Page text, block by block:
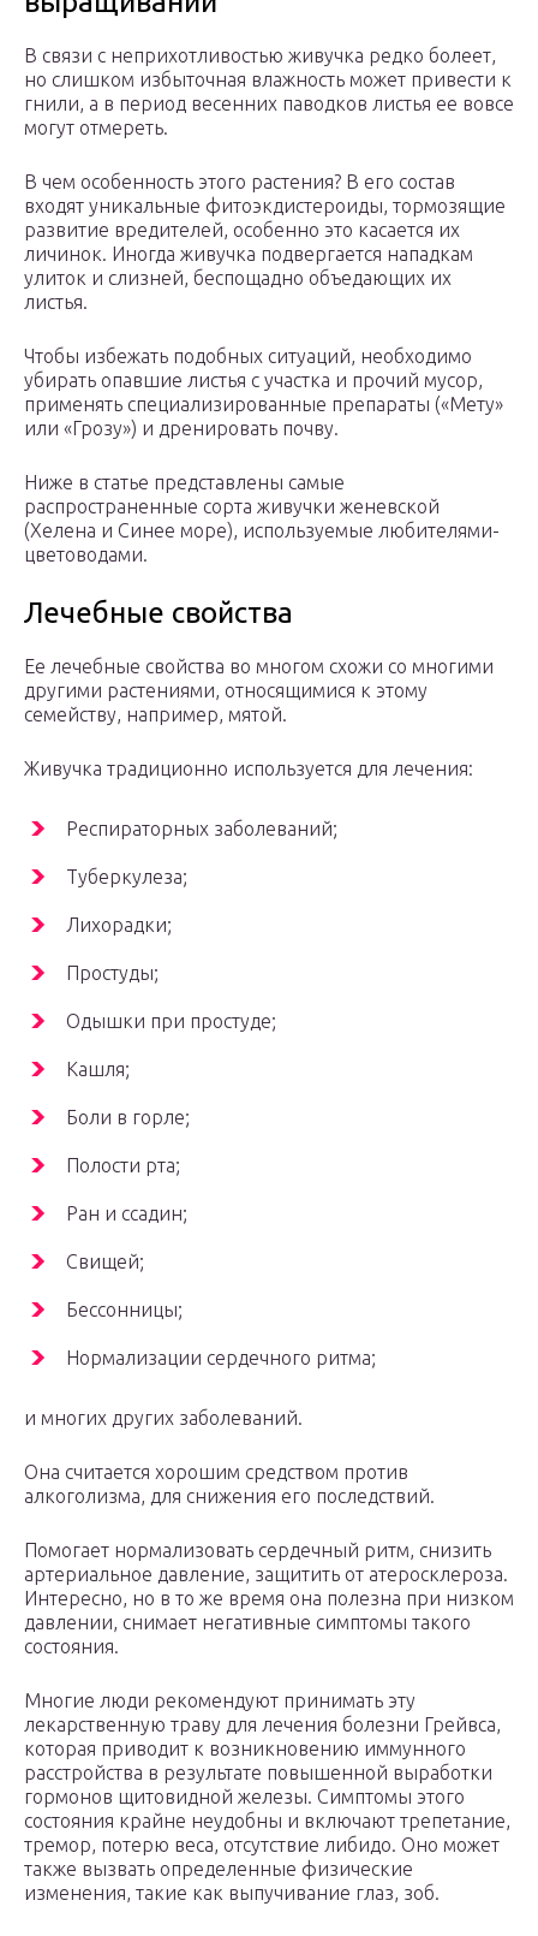
В связи с неприхотливостью живучка редко болеет,
но слишком избыточная влажность может привести к
гнили, а в период весенних паводков листья ее вовсе
могут отмереть.
В чем особенность этого растения? В его состав
входят уникальные фитоэкдистероиды, тормозящие
развитие вредителей, особенно это касается их
личинок. Иногда живучка подвергается нападкам
улиток и слизней, беспощадно объедающих их
листья.
Чтобы избежать подобных ситуаций, необходимо
убирать опавшие листья с участка и прочий мусор,
применять специализированные препараты («Мету»
или «Грозу») и дренировать почву.
Ниже в статье представлены самые
распространенные сорта живучки женевской
(Хелена и Синее море), используемые любителями-
цветоводами.
Лечебные свойства
Ее лечебные свойства во многом схожи со многими
другими растениями, относящимися к этому
семейству, например, мятой.
Живучка традиционно используется для лечения:
Респираторных заболеваний;
Туберкулеза;
Лихорадки;
Простуды;
Одышки при простуде;
Кашля;
Боли в горле;
Полости рта;
Ран и ссадин;
Свищей;
Бессонницы;
Нормализации сердечного ритма;
и многих других заболеваний.
Она считается хорошим средством против
алкоголизма, для снижения его последствий.
Помогает нормализовать сердечный ритм, снизить
артериальное давление, защитить от атеросклероза.
Интересно, но в то же время она полезна при низком
давлении, снимает негативные симптомы такого
состояния.
Многие люди рекомендуют принимать эту
лекарственную траву для лечения болезни Грейвса,
которая приводит к возникновению иммунного
расстройства в результате повышенной выработки
гормонов щитовидной железы. Симптомы этого
состояния крайне неудобны и включают трепетание,
тремор, потерю веса, отсутствие либидо. Оно может
также вызвать определенные физические
изменения, такие как выпучивание глаз, зоб.